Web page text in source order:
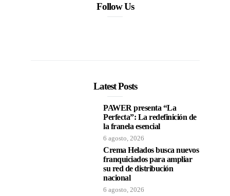
Follow Us
Latest Posts
PAWER presenta “La
Perfecta”: La redefinición de
la franela esencial
6 agosto, 2026
Crema Helados busca nuevos
franquiciados para ampliar
su red de distribución
nacional
6 agosto, 2026